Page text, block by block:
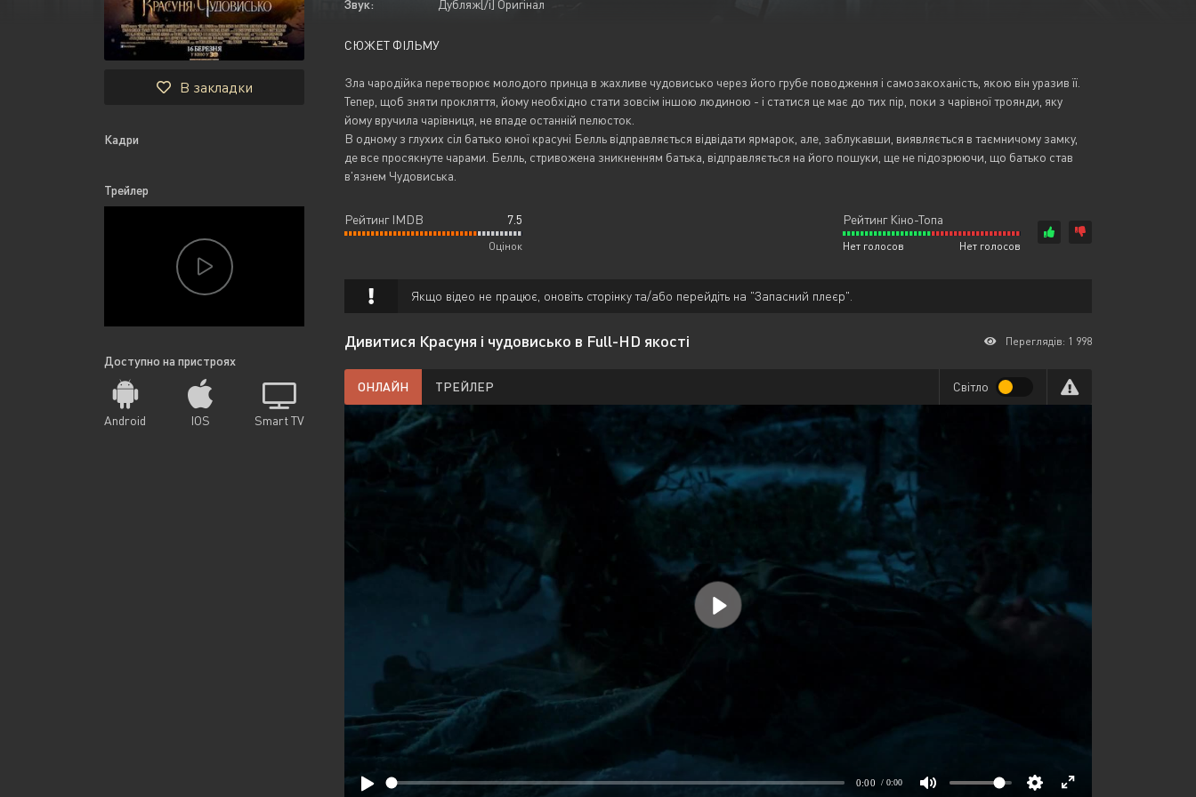
В закладки
Кадри
Трейлер
Доступно на пристроях
Android IOS Smart TV
Звук:
Дубляж[/i] Оригінал
СЮЖЕТ ФІЛЬМУ
Зла чародійка перетворює молодого принца в жахливе чудовисько через його грубе поводження і самозакоханість, якою він уразив її.
Тепер, щоб зняти прокляття, йому необхідно стати зовсім іншою людиною - і статися це має до тих пір, поки з чарівної троянди, яку
йому вручила чарівниця, не впаде останній пелюсток.
В одному з глухих сіл батько юної красуні Белль відправляється відвідати ярмарок, але, заблукавши, виявляється в таємничому замку,
де все просякнуте чарами. Белль, стривожена зникненням батька, відправляється на його пошуки, ще не підозрюючи, що батько став
в'язнем Чудовиська.
Рейтинг IMDB 7.5
Оцінок
Рейтинг Кіно-Топа
Нет голосов Нет голосов
Якщо відео не працює, оновіть сторінку та/або перейдіть на "Запасний плеєр".
Дивитися Красуня і чудовисько в Full-HD якості Переглядів: 1 998
ОНЛАЙН ТРЕЙЛЕР Світло